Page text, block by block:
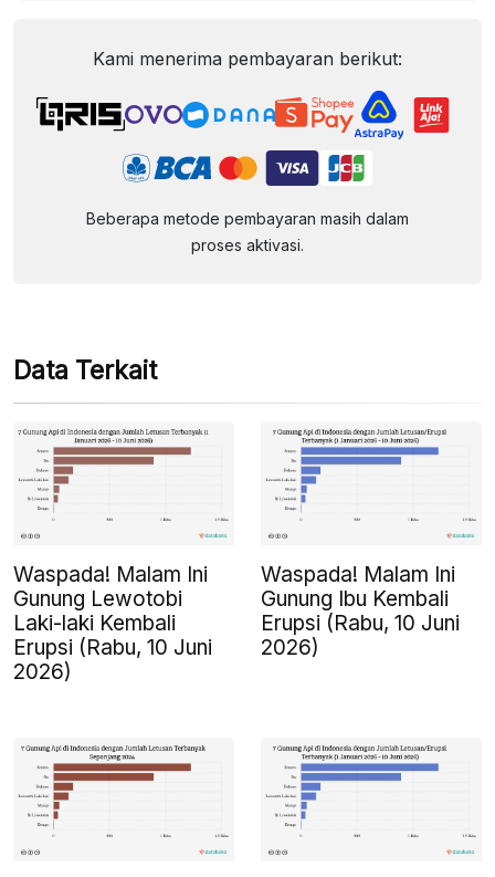
Kami menerima pembayaran berikut:
Beberapa metode pembayaran masih dalam
proses aktivasi.
Data Terkait
Waspada! Malam Ini
Gunung Lewotobi
Laki-laki Kembali
Erupsi (Rabu, 10 Juni
2026)
Waspada! Malam Ini
Gunung Ibu Kembali
Erupsi (Rabu, 10 Juni
2026)